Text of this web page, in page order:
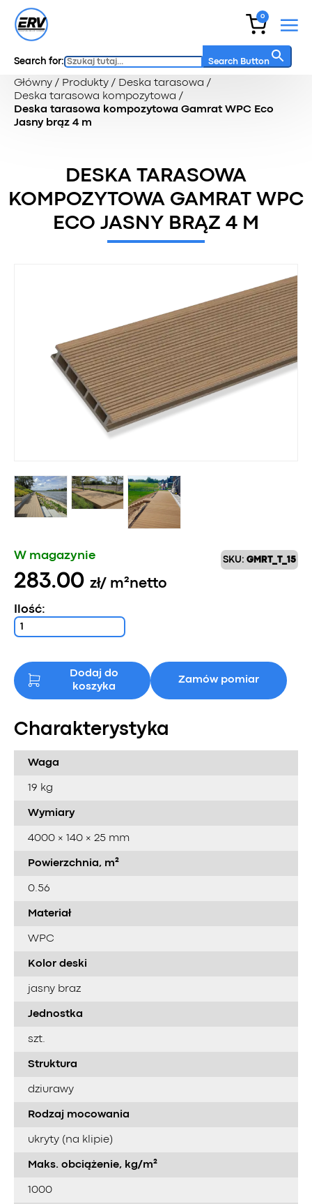
0
Search for: Search Button
Główny / Produkty / Deska tarasowa /
Deska tarasowa kompozytowa /
Deska tarasowa kompozytowa Gamrat WPC Eco
Jasny brąz 4 m
DESKA TARASOWA
KOMPOZYTOWA GAMRAT WPC
ECO JASNY BRĄZ 4 M
SKU: GMRT_T_15
W magazynie
283.00 zł/ m²netto
Ilość:
Dodaj do
koszyka
Zamów pomiar
Charakterystyka
Waga
19 kg
Wymiary
4000 × 140 × 25 mm
Powierzchnia, m²
0.56
Materiał
WPC
Kolor deski
jasny braz
Jednostka
szt.
Struktura
dziurawy
Rodzaj mocowania
ukryty (na klipie)
Maks. obciążenie, kg/m²
1000